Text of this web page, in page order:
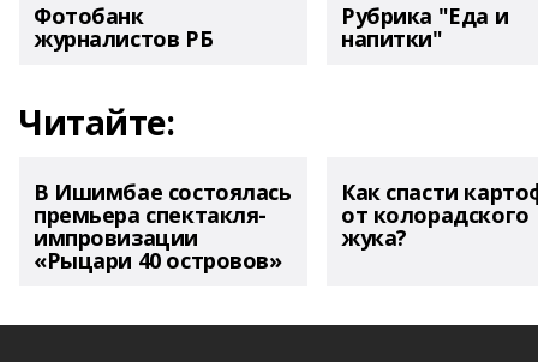
Фотобанк
журналистов РБ
Рубрика "Еда и
напитки"
Читайте:
В Ишимбае состоялась
премьера спектакля-
импровизации
«Рыцари 40 островов»
Как спасти
от колорадского
жука?